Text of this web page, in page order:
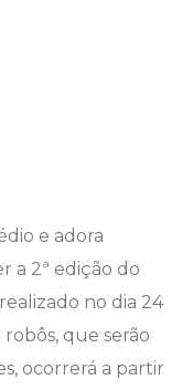
e adora
a 2ª edição do
no dia 24
que serão
ocorrerá a partir